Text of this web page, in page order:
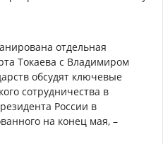
отдельная
Токаева с Владимиром
обсудят ключевые
сотрудничества в
России в
на конец мая, –